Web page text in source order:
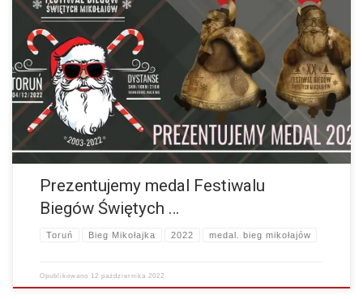
Ho Ho Ho ! Jak przystało na XX Jubileuszową edycję Festiwalu Biegów
Świętych Mikołajów staramy się przygotować coś specjalnego.
Zmajstrowaliśmy więc przepiękny odlewany medal w…
więcej
Prezentujemy medal Festiwalu
Biegów Świętych …
Toruń Bieg Mikołajka 2022 medal. bieg mikołajów
Opublikowano 12 października 2022